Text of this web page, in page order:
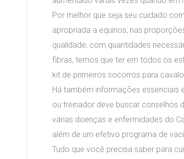
Por melhor que seja seu cuidado
apropriada a equinos, nas
qualidade, com quantidades
fibras, temos que ter em todos os
kit de primeiros socorros para
Há também informações essenciais
ou treinador deve buscar conselhos
várias doenças e enfermidades do
além de um efetivo programa de
Tudo que você precisa saber para